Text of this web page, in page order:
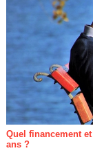
Quel financement
ans ?